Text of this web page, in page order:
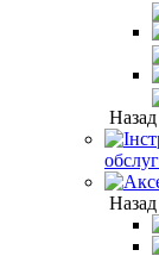
Назад
Назад